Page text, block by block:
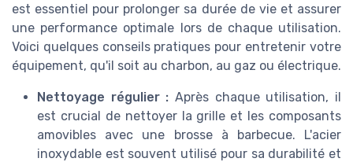
est essentiel pour prolonger sa durée de vie et assurer
une performance optimale lors de chaque utilisation.
Voici quelques conseils pratiques pour entretenir votre
équipement, qu'il soit au charbon, au gaz ou électrique.
Nettoyage régulier : Après chaque utilisation, il
est crucial de nettoyer la grille et les composants
amovibles avec une brosse à barbecue. L'acier
inoxydable est souvent utilisé pour sa durabilité et